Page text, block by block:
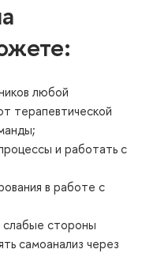
любой
терапевтической
и работать с
в работе с
слабые стороны
самоанализ через